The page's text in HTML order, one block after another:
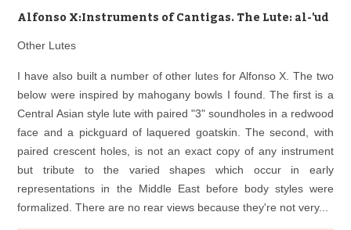
Área personal Reproductor
Alfonso X:Instruments of Cantigas. The Lute: al-'ud
Other Lutes
I have also built a number of other lutes for Alfonso X. The two
below were inspired by mahogany bowls I found. The first is a
Central Asian style lute with paired "3" soundholes in a redwood
face and a pickguard of laquered goatskin. The second, with
paired crescent holes, is not an exact copy of any instrument
but tribute to the varied shapes which occur in early
representations in the Middle East before body styles were
formalized. There are no rear views because they're not very...